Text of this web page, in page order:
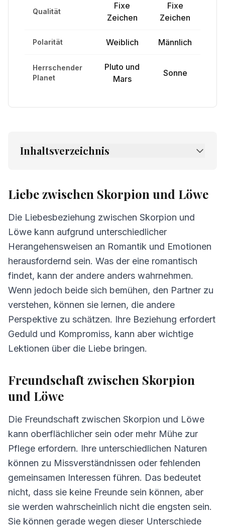
Qualität
Fixe
Zeichen
Fixe
Zeichen
Polarität Weiblich Männlich
Herrschender
Planet
Pluto und
Mars
Sonne
Inhaltsverzeichnis
Löwe
3. Kommunikation zwischen Skorpion und
Löwe
4. Herausforderungen in der Beziehung
Skorpion und Löwe
5.
6. Häufig gestellte Fragen zur Kompatibilität
Liebe zwischen Skorpion und Löwe
Die Liebesbeziehung zwischen Skorpion und
Löwe kann aufgrund unterschiedlicher
Herangehensweisen an Romantik und Emotionen
herausfordernd sein. Was der eine romantisch
findet, kann der andere anders wahrnehmen.
Wenn jedoch beide sich bemühen, den Partner zu
verstehen, können sie lernen, die andere
Perspektive zu schätzen. Ihre Beziehung erfordert
Geduld und Kompromiss, kann aber wichtige
Lektionen über die Liebe bringen.
Freundschaft zwischen Skorpion
und Löwe
Die Freundschaft zwischen Skorpion und Löwe
kann oberflächlicher sein oder mehr Mühe zur
Pflege erfordern. Ihre unterschiedlichen Naturen
können zu Missverständnissen oder fehlenden
gemeinsamen Interessen führen. Das bedeutet
nicht, dass sie keine Freunde sein können, aber
sie werden wahrscheinlich nicht die engsten sein.
Sie können gerade wegen dieser Unterschiede